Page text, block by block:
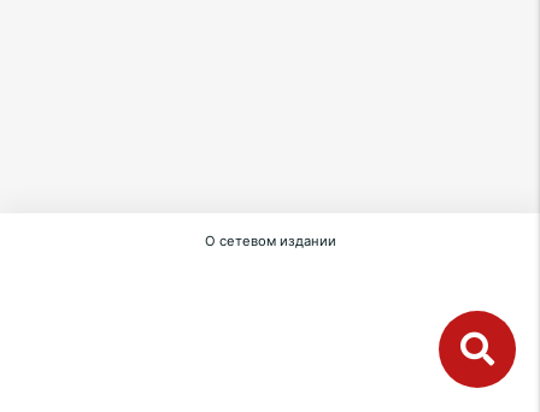
О сетевом издании